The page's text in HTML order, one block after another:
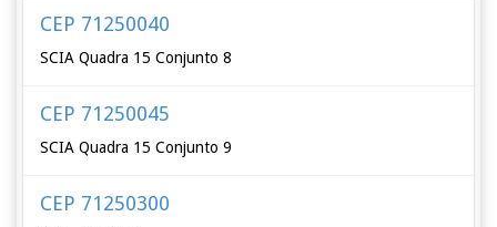
CEP 71250040
SCIA Quadra 15 Conjunto 8
CEP 71250045
SCIA Quadra 15 Conjunto 9
CEP 71250300